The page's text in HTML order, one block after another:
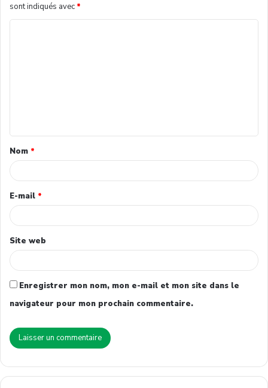
sont indiqués avec *
Nom *
E-mail *
Site web
Enregistrer mon nom, mon e-mail et mon site dans le
navigateur pour mon prochain commentaire.